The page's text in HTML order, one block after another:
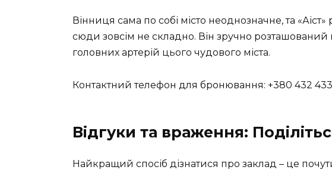
Вінниця сама по собі місто неоднозначне, та
сюди зовсім не складно. Він зручно розташований
головних артерій цього чудового міста.
Контактний телефон для бронювання: +380 432
Відгуки та враження:
Найкращий спосіб дізнатися про заклад – це